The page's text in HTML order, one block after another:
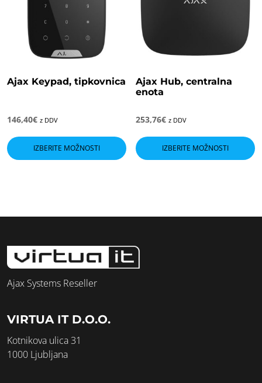
Ajax Keypad, tipkovnica
146,40€ z DDV
IZBERITE MOŽNOSTI
izdelek
ima
na
Ajax Hub, centralna
enota
253,76€ z DDV
IZBERITE MOŽNOSTI
Ajax Systems Reseller
VIRTUA IT D.O.O.
Kotnikova ulica 31
1000 Ljubljana